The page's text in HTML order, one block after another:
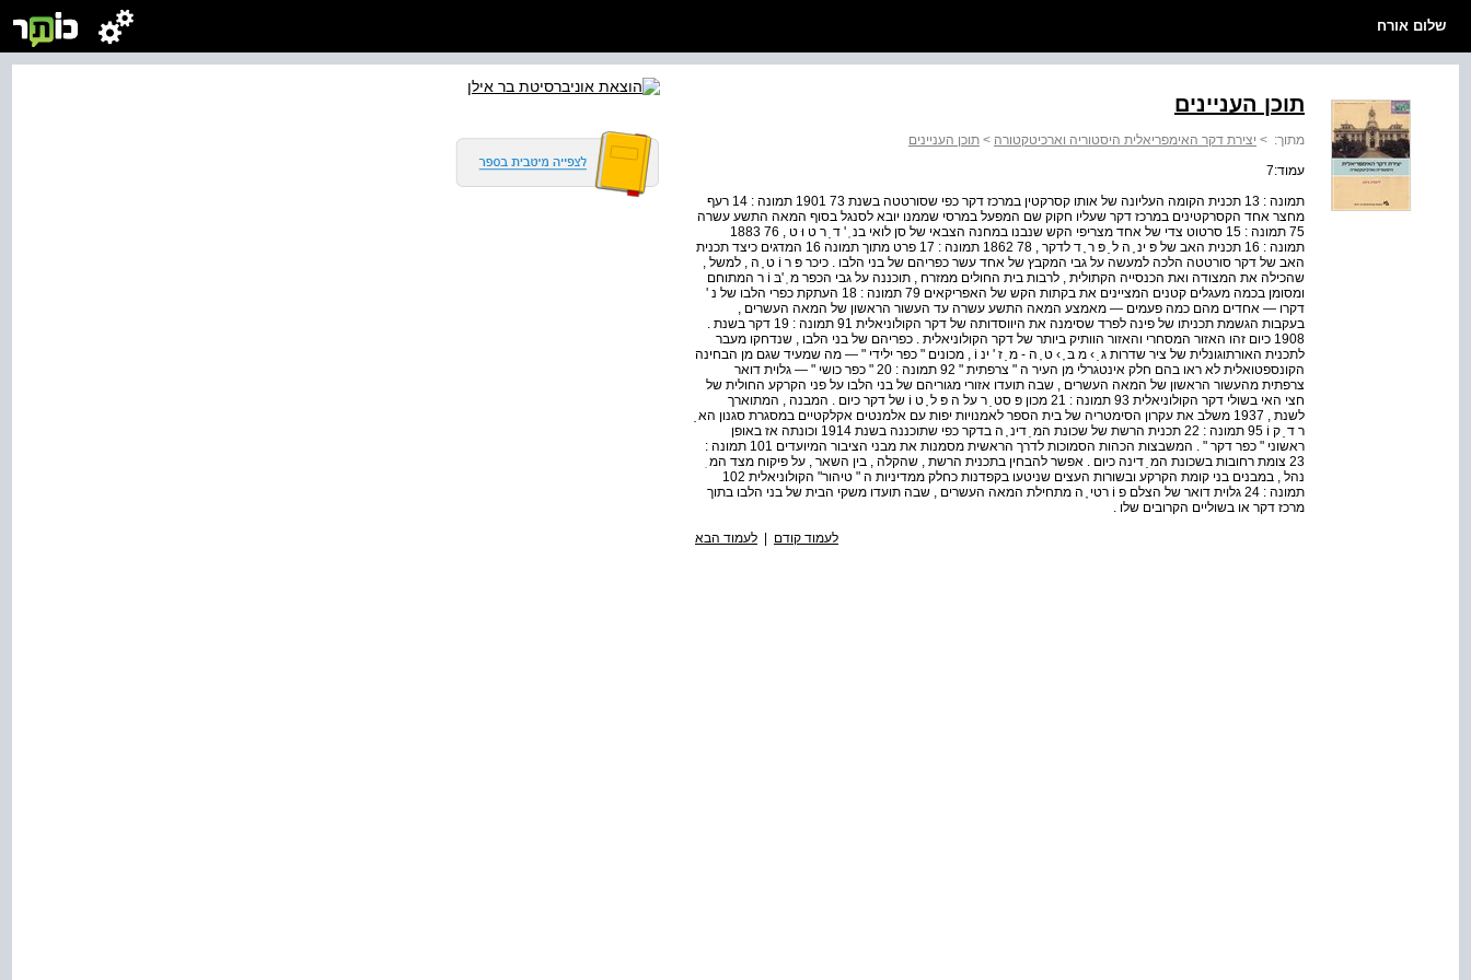
שלום אורח
תוכן העניינים
מתוך: > יצירת דקר האימפריאלית היסטוריה וארכיטקטורה > תוכן העניינים
עמוד:7
תמונה : 13 תכנית הקומה העליונה של אותו קסרקטין במרכז דקר כפי שסורטטה בשנת 73 1901 תמונה : 14 רעף
מחצר אחד הקסרקטינים במרכז דקר שעליו חקוק שם המפעל במרסי שממנו יובא לסנגל בסוף המאה התשע עשרה
75 תמונה : 15 סרטוט צדי של אחד מצריפי הקש שנבנו במחנה הצבאי של סן לואי בנ ְ ' ד ַ ר ט וּ ט , 76 1883
תמונה : 16 תכנית האב של פּ ינ ֶ ה ל ַ פּ ר ָ ד לדקר , 78 1862 תמונה : 17 פרט מתוך תמונה 16 המדגים כיצד תכנית
האב של דקר סורטטה הלכה למעשה על גבי המקבץ של אחד עשר כפריהם של בני הלבו . כיכר פּ ר וֹ ט ֶ ה , למשל ,
שהכילה את המצודה ואת הכנסייה הקתולית , לרבות בית החולים ממזרח , תוכננה על גבי הכפר מ ְ 'בּ וֹ ר המתוחם
ומסומן בכמה מעגלים קטנים המציינים את בקתות הקש של האפריקאים 79 תמונה : 18 העתקת כפרי הלבו של נ '
דקרו — אחדים מהם כמה פעמים — מאמצע המאה התשע עשרה עד העשור הראשון של המאה העשרים ,
בעקבות הגשמת תכניתו של פינה לפרד שסימנה את היווסדותה של דקר הקולוניאלית 91 תמונה : 19 דקר בשנת .
1908 כיום זהו האזור המסחרי והאזור הוותיק ביותר של דקר הקולוניאלית . כפריהם של בני הלבו , שנדחקו מעבר
לתכנית האורתוגונלית של ציר שדרות ג ַ › מ בּ ֶ › ט ָ ה - מ ַ ז ' ינ וֹ , מכונים " כפר ילידי " — מה שמעיד שגם מן הבחינה
הקונספטואלית לא ראו בהם חלק אינטגרלי מן העיר ה " צרפתית " 92 תמונה : 20 " כפר כושי " — גלוית דואר
צרפתית מהעשור הראשון של המאה העשרים , שבה תועדו אזורי מגוריהם של בני הלבו על פני הקרקע החולית של
חצי האי בשולי דקר הקולוניאלית 93 תמונה : 21 מכון פּ סט ֵ ר על ה פּ ל ָ ט וֹ של דקר כיום . המבנה , המתוארך
לשנת , 1937 משלב את עקרון הסימטריה של בית הספר לאמנויות יפות עם אלמנטים אקלקטיים במסגרת סגנון הא ַ
ר ד ֵ ק וֹ 95 תמונה : 22 תכנית הרשת של שכונת המ ֵ דינ ָ ה בדקר כפי שתוכננה בשנת 1914 וכונתה אז באופן
ראשוני " כפר דקר " . המשבצות הכהות הסמוכות לדרך הראשית מסמנות את מבני הציבור המיועדים 101 תמונה :
23 צומת רחובות בשכונת המ ֵ דינה כיום . אפשר להבחין בתכנית הרשת , שהקלה , בין השאר , על פיקוח מצד המ ִ
נהל , במבנים בני קומת הקרקע ובשורות העצים שניטעו בקפדנות כחלק ממדיניות ה " טיהור" הקולוניאלית 102
תמונה : 24 גלוית דואר של הצלם פ וֹ רטי ֶ ה מתחילת המאה העשרים , שבה תועדו משקי הבית של בני הלבו בתוך
מרכז דקר או בשוליים הקרובים שלו .
לעמוד קודם | לעמוד הבא